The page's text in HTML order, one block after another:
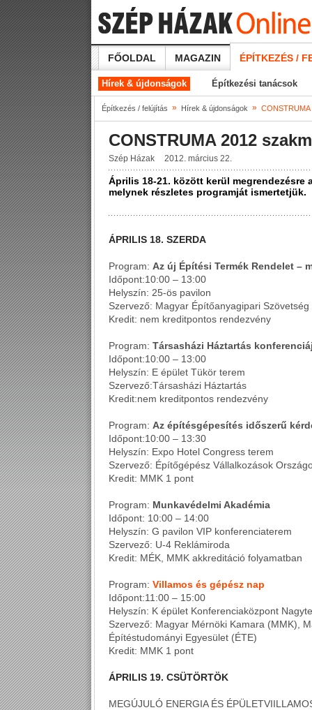
FŐOLDAL MAGAZIN ÉPÍTKEZÉS /
Hírek & újdonságok Építkezési tanácsok
Építkezés / felújítás » Hírek & újdonságok »
CONSTRUMA 2012
Szép Házak 2012. március 22.
Április 18-21. között kerül megrendezésre
melynek részletes programját ismertetjük.
ÁPRILIS 18. SZERDA
Program: Az új Építési Termék Rendelet –
Időpont:10:00 – 13:00
Helyszín: 25-ös pavilon
Szervező: Magyar Építőanyagipari Szövetség
Kredit: nem kreditpontos rendezvény
Program: Társasházi Háztartás
Időpont:10:00 – 13:00
Helyszín: E épület Tükör terem
Szervező:Társasházi Háztartás
Kredit:nem kreditpontos rendezvény
Program: Az építésgépesítés időszerű
Időpont:10:00 – 13:30
Helyszín: Expo Hotel Congress terem
Szervező: Építőgépész Vállalkozások
Kredit: MMK 1 pont
Program: Munkavédelmi Akadémia
Időpont: 10:00 – 14:00
Helyszín: G pavilon VIP konferenciaterem
Szervező: U-4 Reklámiroda
Kredit: MÉK, MMK akkreditáció folyamatban
Program: Villamos és gépész nap
Időpont:11:00 – 15:00
Helyszín: K épület Konferenciaközpont
Szervező: Magyar Mérnöki Kamara (MMK),
Építéstudományi Egyesület (ÉTE)
Kredit: MMK 1 pont
ÁPRILIS 19. CSÜTÖRTÖK
MEGÚJULÓ ENERGIA ÉS